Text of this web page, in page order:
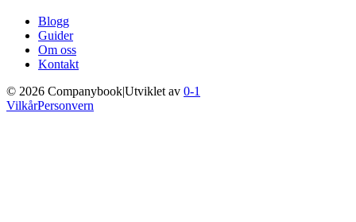
Blogg
Guider
Om oss
Kontakt
© 2026 Companybook|Utviklet av 0-1
VilkårPersonvern